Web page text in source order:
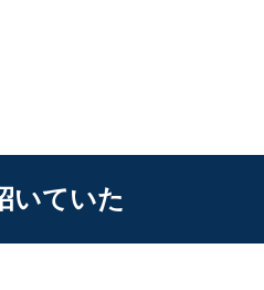
いていた